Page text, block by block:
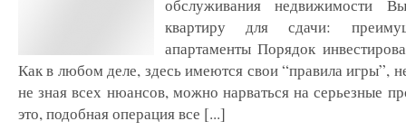
обслуживания недвижимости
квартиру для сдачи:
апартаменты Порядок
Как в любом деле, здесь имеются свои “правила игры”,
не зная всех нюансов, можно нарваться на серьезные
это, подобная операция все [...]